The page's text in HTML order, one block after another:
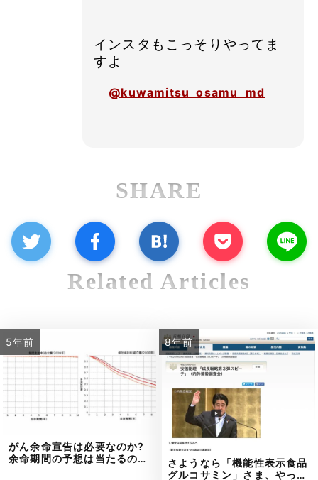
インスタもこっそりやってま
すよ
@kuwamitsu_osamu_md
SHARE
Related Articles
5年前
がん余命宣告は必要なのか?
余命期間の予想は当たるの…
8年前
さようなら「機能性表示食品
グルコサミン」さま、やっ…